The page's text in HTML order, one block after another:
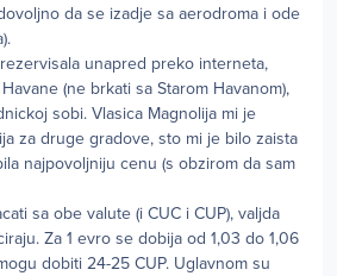
da se izadje sa aerodroma i ode
unapred preko interneta,
(ne brkati sa Starom Havanom),
sobi. Vlasica Magnolija mi je
za druge gradove, sto mi je bilo zaista
najpovoljniju cenu (s obzirom da sam
sa obe valute (i CUC i CUP), valjda
Za 1 evro se dobija od 1,03 do 1,06
dobiti 24-25 CUP. Uglavnom su